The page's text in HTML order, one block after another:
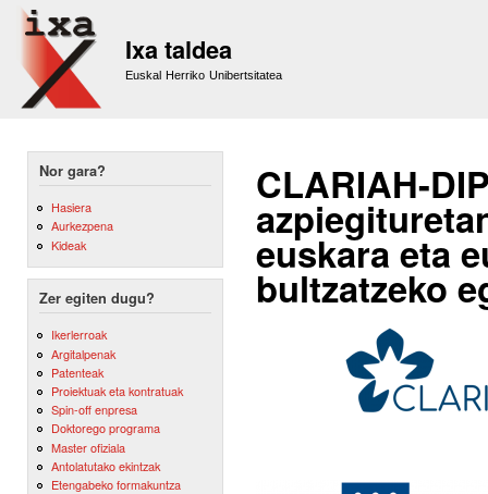
Ixa taldea
Euskal Herriko Unibertsitatea
Nor gara?
Hasiera
Aurkezpena
Kideak
Zer egiten dugu?
Ikerlerroak
Argitalpenak
Patenteak
Proiektuak eta kontratuak
Spin-off enpresa
Doktorego programa
Master ofiziala
Antolatutako ekintzak
Etengabeko formakuntza
CLARIAH-
euskara eta
bultzatzeko